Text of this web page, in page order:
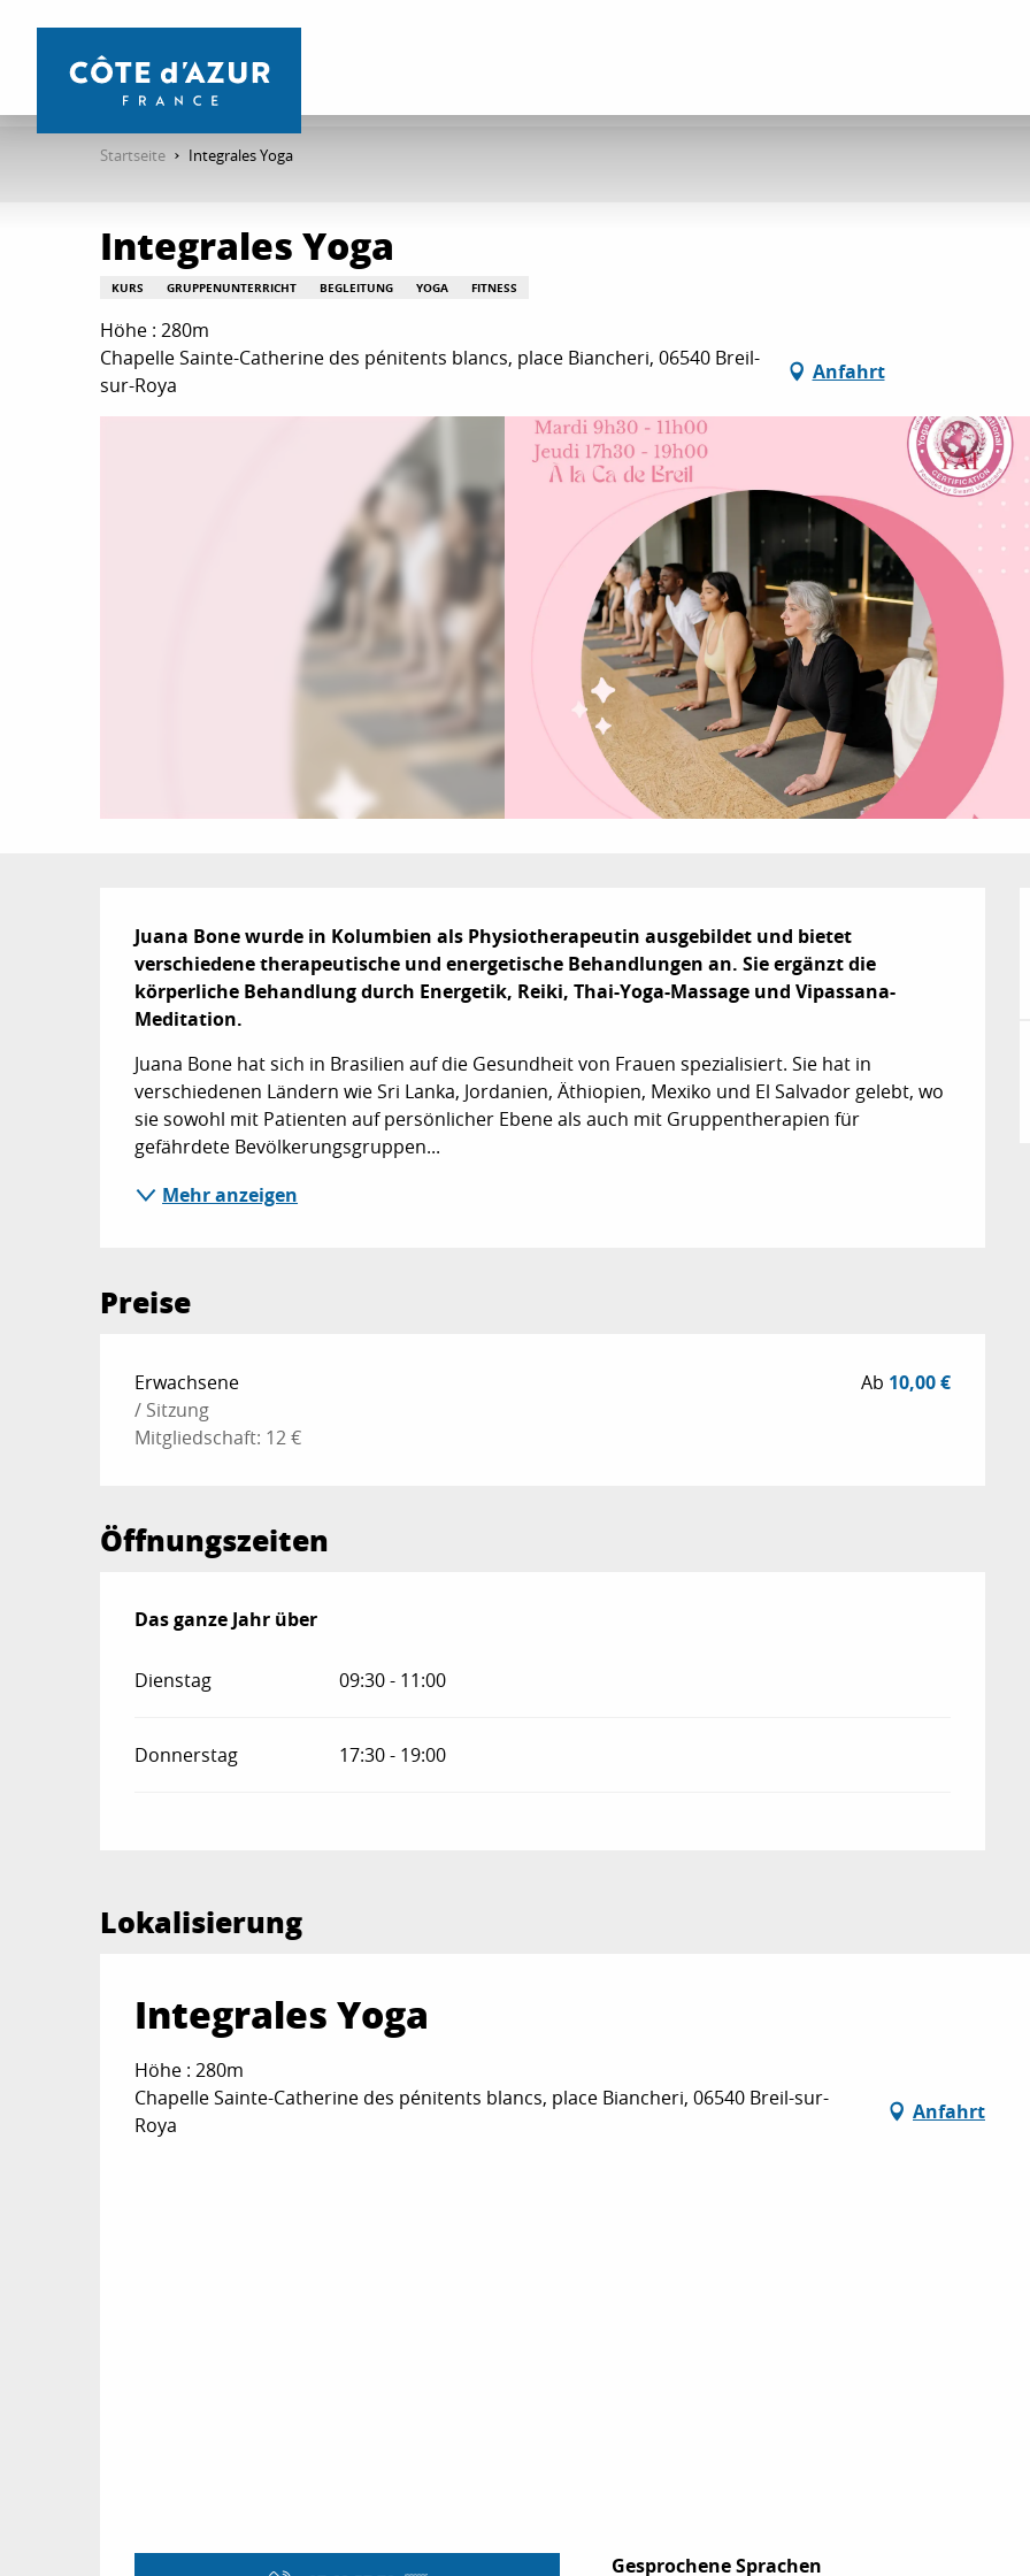
contenu
Startseite Integrales Yoga
Integrales Yoga
KURS GRUPPENUNTERRICHT BEGLEITUNG YOGA FITNESS
Höhe : 280m
Chapelle Sainte-Catherine des pénitents blancs, place Biancheri, 06540 Breil-
sur-Roya
Anfahrt
Beschreibung
Juana Bone wurde in Kolumbien als Physiotherapeutin ausgebildet und bietet
verschiedene therapeutische und energetische Behandlungen an. Sie ergänzt die
körperliche Behandlung durch Energetik, Reiki, Thai-Yoga-Massage und Vipassana-
Meditation.
Juana Bone hat sich in Brasilien auf die Gesundheit von Frauen spezialisiert. Sie hat in
verschiedenen Ländern wie Sri Lanka, Jordanien, Äthiopien, Mexiko und El Salvador gelebt, wo
sie sowohl mit Patienten auf persönlicher Ebene als auch mit Gruppentherapien für
gefährdete Bevölkerungsgruppen...
Mehr anzeigen
Preise
Preise 2026
Erwachsene
/ Sitzung
Mitgliedschaft: 12 €
Ab 10,00 €
Öffnungszeiten
Das ganze Jahr über
Das ganze Jahr über
Dienstag 09:30 - 11:00
Donnerstag 17:30 - 19:00
Lokalisierung
Integrales Yoga
Höhe : 280m
Chapelle Sainte-Catherine des pénitents blancs, place Biancheri, 06540 Breil-sur-
Roya
Anfahrt
Gesprochene Sprachen
Gesprochene Sprachen